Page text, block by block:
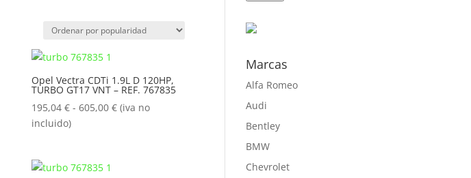
Opel Vectra CDTi 1.9L D 120HP,
TURBO GT17 VNT – REF. 767835
195,04 € - 605,00 €Rango
(iva no
incluido)
Marcas
Alfa Romeo
Audi
Bentley
BMW
Chevrolet